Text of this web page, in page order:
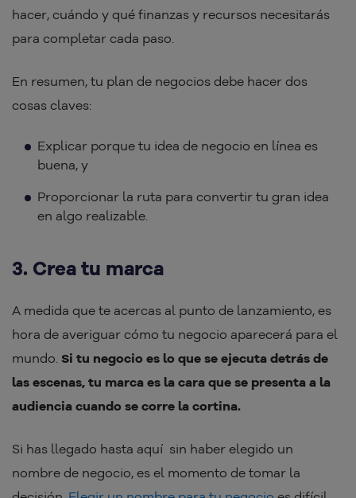
hacer, cuándo y qué finanzas y recursos necesitarás
para completar cada paso.
En resumen, tu plan de negocios debe hacer dos
cosas claves:
Explicar porque tu idea de negocio en línea es
buena, y
Proporcionar la ruta para convertir tu gran idea
en algo realizable.
3. Crea tu marca
A medida que te acercas al punto de lanzamiento, es
hora de averiguar cómo tu negocio aparecerá para el
mundo. Si tu negocio es lo que se ejecuta detrás de
las escenas, tu marca es la cara que se presenta a la
audiencia cuando se corre la cortina.
Si has llegado hasta aquí sin haber elegido un
nombre de negocio, es el momento de tomar la